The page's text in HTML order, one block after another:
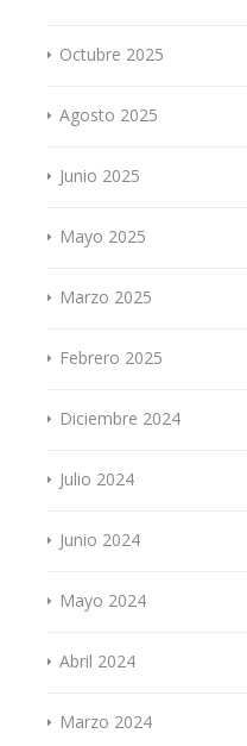
Octubre 2025
Agosto 2025
Junio 2025
Mayo 2025
Marzo 2025
Febrero 2025
Diciembre 2024
Julio 2024
Junio 2024
Mayo 2024
Abril 2024
Marzo 2024